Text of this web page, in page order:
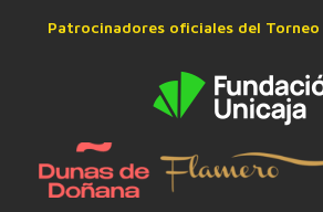
Patrocinadores oficiales del Torneo